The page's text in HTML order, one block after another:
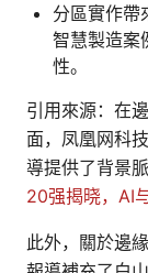
分區實作帶
智慧製造案
性。
引用來源：在
面，凤凰网科
導提供了背景
20强揭晓，AI
此外，關於邊